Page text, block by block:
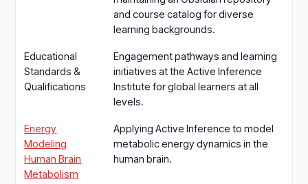
and course catalog for diverse
learning backgrounds.
Educational
Standards &
Qualifications
Engagement pathways and learning
initiatives at the Active Inference
Institute for global learners at all
levels.
Energy
Modeling
Human Brain
Metabolism
Applying Active Inference to model
metabolic energy dynamics in the
human brain.